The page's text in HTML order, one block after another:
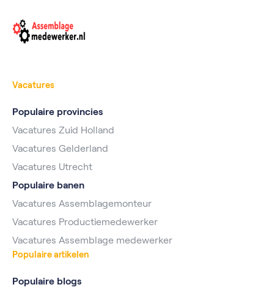
Vacatures
Populaire provincies
Vacatures Zuid Holland
Vacatures Gelderland
Vacatures Utrecht
Populaire banen
Vacatures Assemblagemonteur
Vacatures Productiemedewerker
Vacatures Assemblage medewerker
Populaire artikelen
Populaire blogs